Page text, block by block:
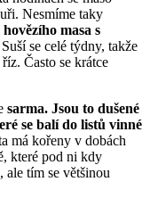
Nesmíme taky
masa s
Suší se celé týdny, takže
Často se krátce
sarma. Jsou to dušené
se balí do listů vinné
má kořeny v dobách
které pod ni kdy
ale tím se většinou